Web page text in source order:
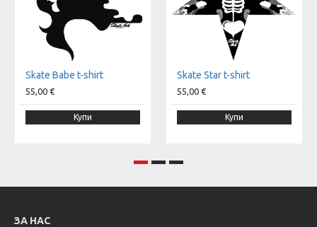
Skate Babe t-shirt
55,00 €
Купи
Skate Star t-shirt
55,00 €
Купи
ЗА НАС